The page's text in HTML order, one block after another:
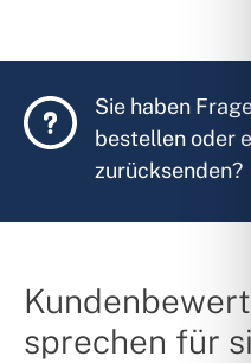
Sie haben
bestellen oder
zurücksenden?
sprechen für